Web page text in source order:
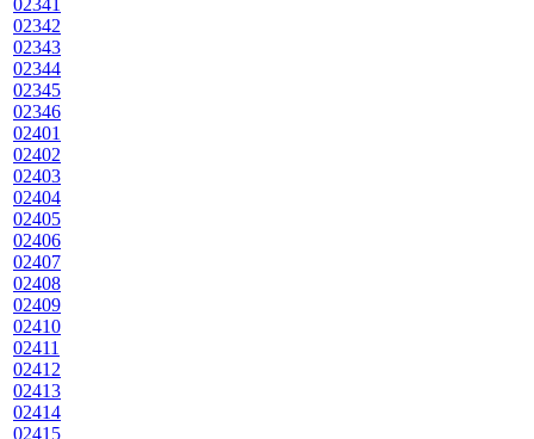
02341
02342
02343
02344
02345
02346
02401
02402
02403
02404
02405
02406
02407
02408
02409
02410
02411
02412
02413
02414
02415